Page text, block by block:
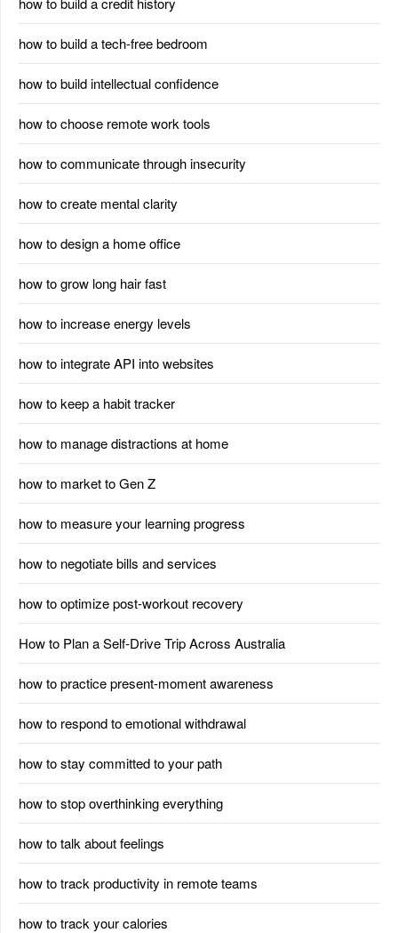
how to build a tech-free bedroom
how to build intellectual confidence
how to choose remote work tools
how to communicate through insecurity
how to create mental clarity
how to design a home office
how to grow long hair fast
how to increase energy levels
how to integrate API into websites
how to keep a habit tracker
how to manage distractions at home
how to market to Gen Z
how to measure your learning progress
how to negotiate bills and services
how to optimize post-workout recovery
How to Plan a Self-Drive Trip Across Australia
how to practice present-moment awareness
how to respond to emotional withdrawal
how to stay committed to your path
how to stop overthinking everything
how to talk about feelings
how to track productivity in remote teams
how to track your calories